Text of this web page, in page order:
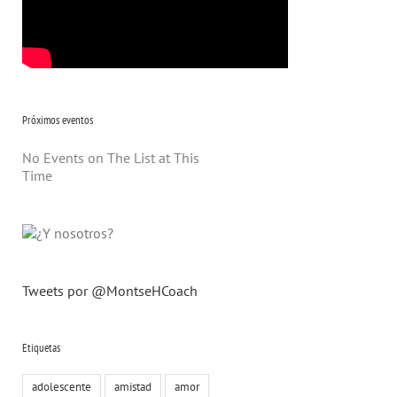
Próximos eventos
No Events on The List at This
Time
Tweets por @MontseHCoach
Etiquetas
adolescente amistad
amor